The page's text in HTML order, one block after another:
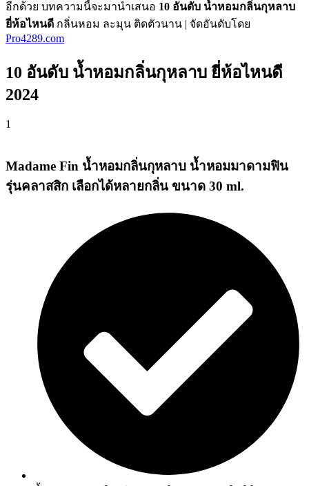
อีกด้วย บทความนี้จะมานำเสนอ 10 อันดับ น้ำหอมกลิ่นกุหลาบ
ยี่ห้อไหนดี กลิ่นหอม ละมุน ติดตัวนาน | จัดอันดับโดย
Pro4289.com
10 อันดับ น้ำหอมกลิ่นกุหลาบ ยี่ห้อไหนดี
2024
1
Madame Fin น้ำหอมกลิ่นกุหลาบ น้ำหอมมาดามฟิน
รุ่นคลาสสิก เลือกได้หลายกลิ่น ขนาด 30 ml.